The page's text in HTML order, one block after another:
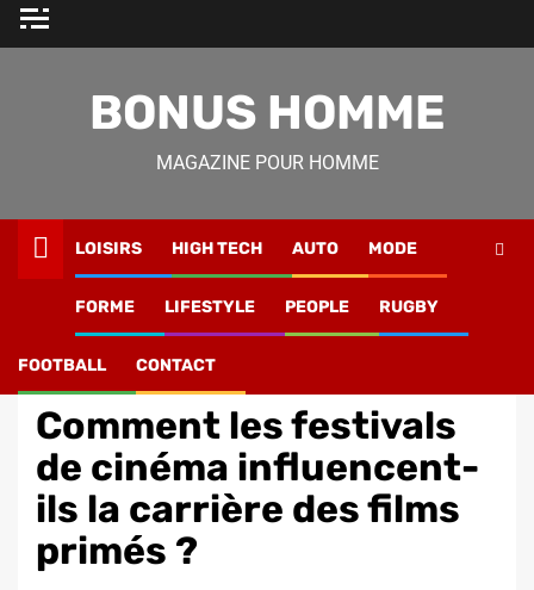
Skip
BONUS HOMME
MAGAZINE POUR HOMME
LOISIRS HIGH TECH AUTO MODE
FORME LIFESTYLE PEOPLE RUGBY
FOOTBALL CONTACT
cinéma influencent-ils la carrière des films primés ?
Comment les festivals
de cinéma influencent-
ils la carrière des films
primés ?